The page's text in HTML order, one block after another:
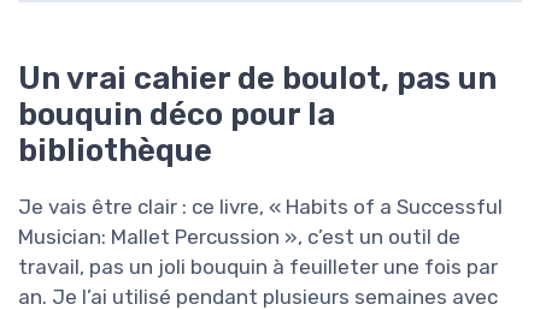
Un vrai cahier de boulot, pas un
bouquin déco pour la
bibliothèque
Je vais être clair : ce livre, « Habits of a Successful
Musician: Mallet Percussion », c’est un outil de
travail, pas un joli bouquin à feuilleter une fois par
an. Je l’ai utilisé pendant plusieurs semaines avec